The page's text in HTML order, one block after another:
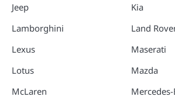
Jeep
Lamborghini
Lexus
Lotus
McLaren
Kia
Land
Maserati
Mazda